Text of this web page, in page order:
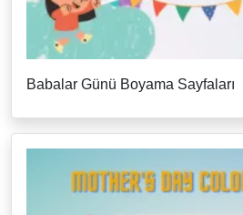
Babalar Günü Boyama Sayfaları